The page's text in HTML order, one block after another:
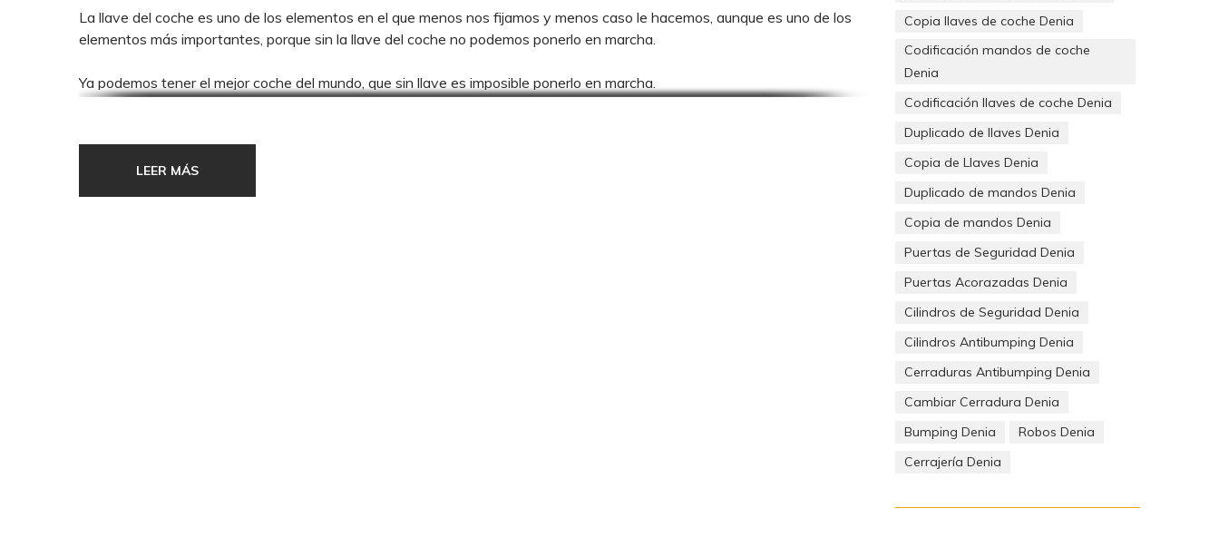
La llave del coche es uno de los elementos en el que menos nos fijamos y menos caso le hacemos, aunque es uno de los
elementos más importantes, porque sin la llave del coche no podemos ponerlo en marcha.
Ya podemos tener el mejor coche del mundo, que sin llave es imposible ponerlo en marcha.
Ha de tener siempre una COPIA DE LA
LLAVE DEL COCHE, por cinco RAZONES.
LEER MÁS
Copia llaves de coche Denia
Codificación mandos de coche
Denia
Codificación llaves de coche Denia
Duplicado de llaves Denia
Copia de Llaves Denia
Duplicado de mandos Denia
Copia de mandos Denia
Puertas de Seguridad Denia
Puertas Acorazadas Denia
Cilindros de Seguridad Denia
Cilindros Antibumping Denia
Cerraduras Antibumping Denia
Cambiar Cerradura Denia
Bumping Denia
Robos Denia
Cerrajería Denia